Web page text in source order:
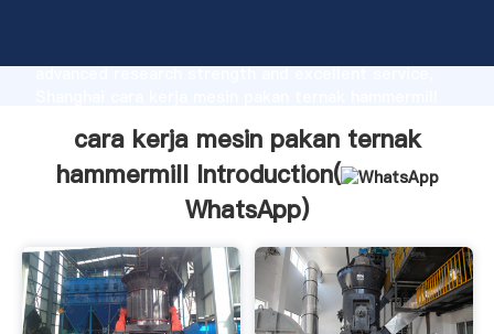
advanced research strength and excellent service,
customers.
cara kerja mesin pakan ternak
hammermill Introduction(
WhatsApp)